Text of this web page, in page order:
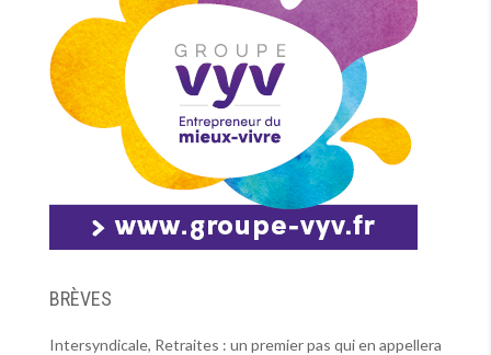
BRÈVES
Intersyndicale, Retraites : un premier pas qui en appellera